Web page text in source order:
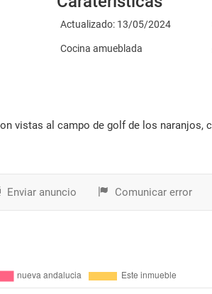
Actualizado: 13/05/2024
Cocina amueblada
Enviar anuncio Comunicar error